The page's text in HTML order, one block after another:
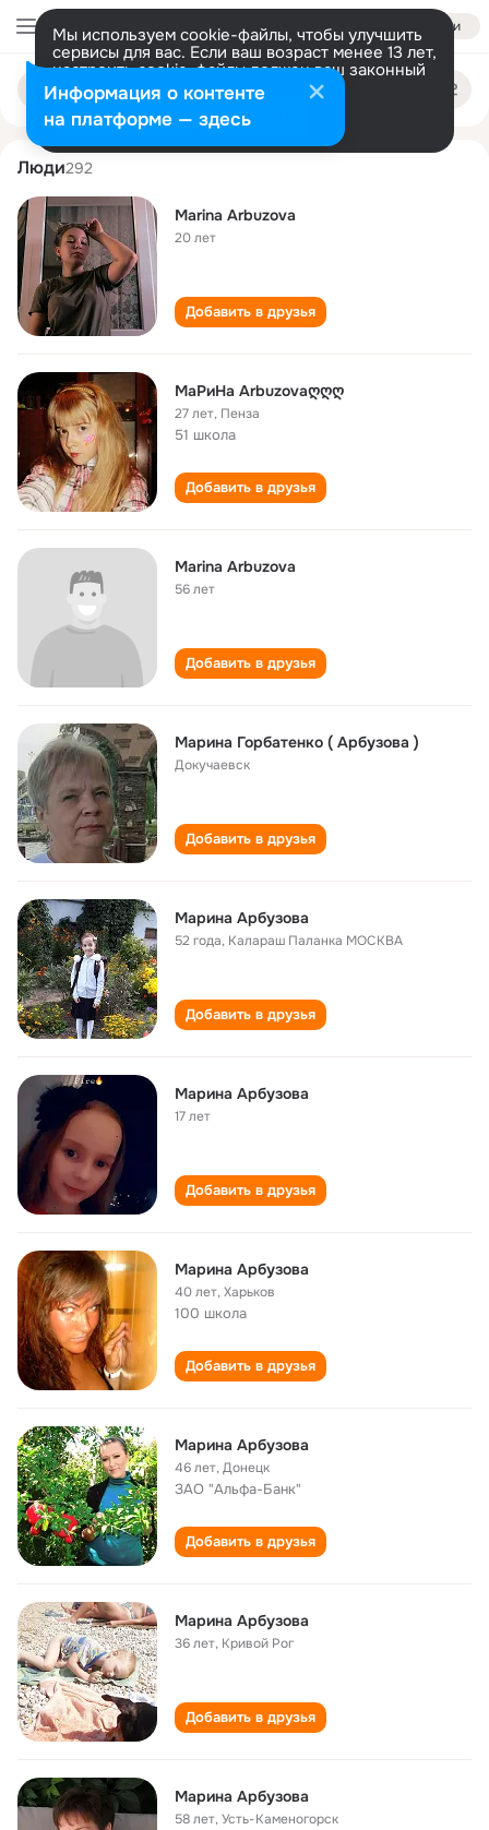
Войти
Мы используем cookie-файлы, чтобы улучшить
сервисы для вас. Если ваш возраст менее 13 лет,
настроить cookie-файлы должен ваш законный
представитель. Больше информации
Разрешить все Настроить
Поиск
людям
marina arbuzova
Люди292
Marina Arbuzova
20 лет
Добавить в друзья
МаРиНа Arbuzovaღღღ
27 лет, Пенза
51 школа
Добавить в друзья
Marina Arbuzova
56 лет
Добавить в друзья
Марина Горбатенко ( Арбузова )
Докучаевск
Добавить в друзья
Марина Арбузова
52 года, Калараш Паланка МОСКВА
Добавить в друзья
Марина Арбузова
17 лет
Добавить в друзья
Марина Арбузова
40 лет,Харьков
100 школа
Добавить в друзья
Марина Арбузова
46 лет,Донецк
ЗАО "Альфа-Банк"
Добавить в друзья
Марина Арбузова
36 лет, Кривой Рог
Добавить в друзья
Марина Арбузова
58 лет,Усть-Каменогорск
Информация о контенте
на платформе — здесь